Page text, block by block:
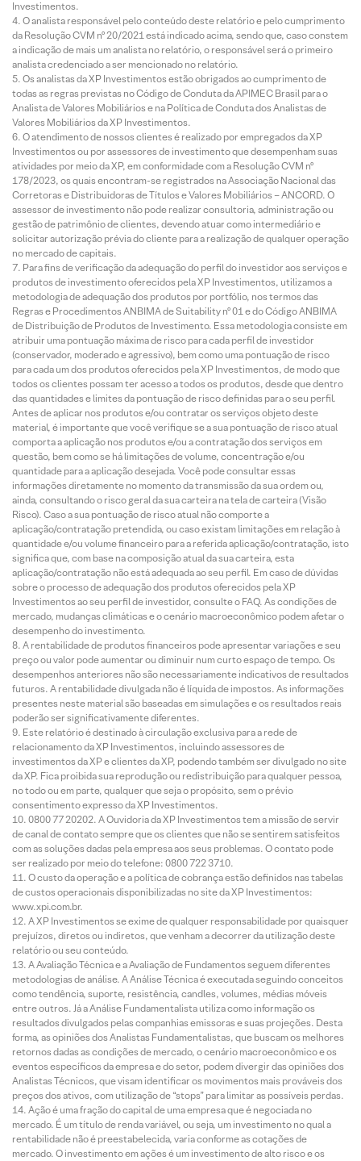
Investimentos.
O analista responsável pelo conteúdo deste relatório e pelo cumprimento
da Resolução CVM nº 20/2021 está indicado acima, sendo que, caso constem
a indicação de mais um analista no relatório, o responsável será o primeiro
analista credenciado a ser mencionado no relatório.
Os analistas da XP Investimentos estão obrigados ao cumprimento de
todas as regras previstas no Código de Conduta da APIMEC Brasil para o
Analista de Valores Mobiliários e na Política de Conduta dos Analistas de
Valores Mobiliários da XP Investimentos.
O atendimento de nossos clientes é realizado por empregados da XP
Investimentos ou por assessores de investimento que desempenham suas
atividades por meio da XP, em conformidade com a Resolução CVM nº
178/2023, os quais encontram-se registrados na Associação Nacional das
Corretoras e Distribuidoras de Títulos e Valores Mobiliários – ANCORD. O
assessor de investimento não pode realizar consultoria, administração ou
gestão de patrimônio de clientes, devendo atuar como intermediário e
solicitar autorização prévia do cliente para a realização de qualquer operação
no mercado de capitais.
Para fins de verificação da adequação do perfil do investidor aos serviços e
produtos de investimento oferecidos pela XP Investimentos, utilizamos a
metodologia de adequação dos produtos por portfólio, nos termos das
Regras e Procedimentos ANBIMA de Suitability nº 01 e do Código ANBIMA
de Distribuição de Produtos de Investimento. Essa metodologia consiste em
atribuir uma pontuação máxima de risco para cada perfil de investidor
(conservador, moderado e agressivo), bem como uma pontuação de risco
para cada um dos produtos oferecidos pela XP Investimentos, de modo que
todos os clientes possam ter acesso a todos os produtos, desde que dentro
das quantidades e limites da pontuação de risco definidas para o seu perfil.
Antes de aplicar nos produtos e/ou contratar os serviços objeto deste
material, é importante que você verifique se a sua pontuação de risco atual
comporta a aplicação nos produtos e/ou a contratação dos serviços em
questão, bem como se há limitações de volume, concentração e/ou
quantidade para a aplicação desejada. Você pode consultar essas
informações diretamente no momento da transmissão da sua ordem ou,
ainda, consultando o risco geral da sua carteira na tela de carteira (Visão
Risco). Caso a sua pontuação de risco atual não comporte a
aplicação/contratação pretendida, ou caso existam limitações em relação à
quantidade e/ou volume financeiro para a referida aplicação/contratação, isto
significa que, com base na composição atual da sua carteira, esta
aplicação/contratação não está adequada ao seu perfil. Em caso de dúvidas
sobre o processo de adequação dos produtos oferecidos pela XP
Investimentos ao seu perfil de investidor, consulte o FAQ. As condições de
mercado, mudanças climáticas e o cenário macroeconômico podem afetar o
desempenho do investimento.
A rentabilidade de produtos financeiros pode apresentar variações e seu
preço ou valor pode aumentar ou diminuir num curto espaço de tempo. Os
desempenhos anteriores não são necessariamente indicativos de resultados
futuros. A rentabilidade divulgada não é líquida de impostos. As informações
presentes neste material são baseadas em simulações e os resultados reais
poderão ser significativamente diferentes.
Este relatório é destinado à circulação exclusiva para a rede de
relacionamento da XP Investimentos, incluindo assessores de
investimentos da XP e clientes da XP, podendo também ser divulgado no site
da XP. Fica proibida sua reprodução ou redistribuição para qualquer pessoa,
no todo ou em parte, qualquer que seja o propósito, sem o prévio
consentimento expresso da XP Investimentos.
0800 77 20202. A Ouvidoria da XP Investimentos tem a missão de servir
de canal de contato sempre que os clientes que não se sentirem satisfeitos
com as soluções dadas pela empresa aos seus problemas. O contato pode
ser realizado por meio do telefone: 0800 722 3710.
O custo da operação e a política de cobrança estão definidos nas tabelas
de custos operacionais disponibilizadas no site da XP Investimentos:
www.xpi.com.br.
A XP Investimentos se exime de qualquer responsabilidade por quaisquer
prejuízos, diretos ou indiretos, que venham a decorrer da utilização deste
relatório ou seu conteúdo.
A Avaliação Técnica e a Avaliação de Fundamentos seguem diferentes
metodologias de análise. A Análise Técnica é executada seguindo conceitos
como tendência, suporte, resistência, candles, volumes, médias móveis
entre outros. Já a Análise Fundamentalista utiliza como informação os
resultados divulgados pelas companhias emissoras e suas projeções. Desta
forma, as opiniões dos Analistas Fundamentalistas, que buscam os melhores
retornos dadas as condições de mercado, o cenário macroeconômico e os
eventos específicos da empresa e do setor, podem divergir das opiniões dos
Analistas Técnicos, que visam identificar os movimentos mais prováveis dos
preços dos ativos, com utilização de “stops” para limitar as possíveis perdas.
Ação é uma fração do capital de uma empresa que é negociada no
mercado. É um título de renda variável, ou seja, um investimento no qual a
rentabilidade não é preestabelecida, varia conforme as cotações de
mercado. O investimento em ações é um investimento de alto risco e os